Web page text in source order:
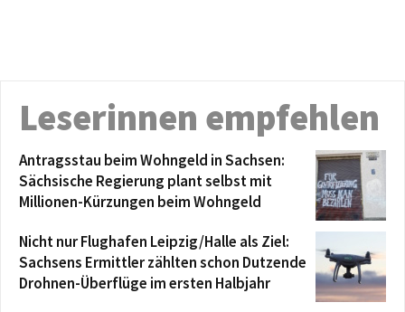
Leserinnen empfehlen
Antragsstau beim Wohngeld in Sachsen:
Sächsische Regierung plant selbst mit
Millionen-Kürzungen beim Wohngeld
Nicht nur Flughafen Leipzig/Halle als Ziel:
Sachsens Ermittler zählten schon Dutzende
Drohnen-Überflüge im ersten Halbjahr